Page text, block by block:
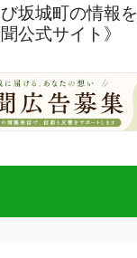
坂城町の情報
公式サイト》